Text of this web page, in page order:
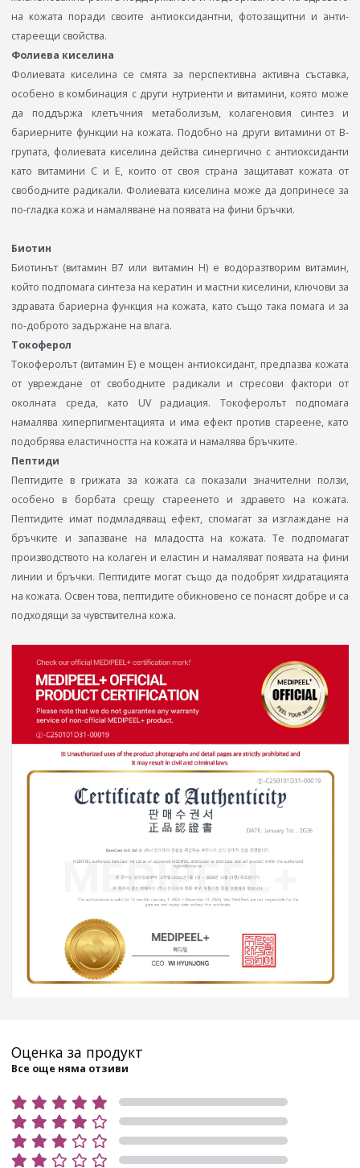
на кожата поради своите антиоксидантни, фотозащитни и анти-
стареещи свойства.
Фолиева киселина
Фолиевата киселина се смята за перспективна активна съставка,
особено в комбинация с други нутриенти и витамини, която може
да поддържа клетъчния метаболизъм, колагеновия синтез и
бариерните функции на кожата. Подобно на други витамини от B-
групата, фолиевата киселина действа синергично с антиоксиданти
като витамини C и E, които от своя страна защитават кожата от
свободните радикали. Фолиевата киселина може да допринесе за
по-гладка кожа и намаляване на появата на фини бръчки.
Биотин
Биотинът (витамин B7 или витамин H) е водоразтворим витамин,
който подпомага синтеза на кератин и мастни киселини, ключови за
здравата бариерна функция на кожата, като също така помага и за
по-доброто задържане на влага.
Токоферол
Токоферолът (витамин Е) e мощен антиоксидант, предпазва кожата
от увреждане от свободните радикали и стресови фактори от
околната среда, като UV радиация. Токоферолът подпомага
намалява хиперпигментацията и има ефект против стареене, като
подобрява еластичността на кожата и намалява бръчките.
Пептиди
Пептидите в грижата за кожата са показали значителни ползи,
особено в борбата срещу стареенето и здравето на кожата.
Пептидите имат подмладяващ ефект, спомагат за изглаждане на
бръчките и запазване на младостта на кожата. Те подпомагат
производството на колаген и еластин и намаляват появата на фини
линии и бръчки. Пептидите могат също да подобрят хидратацията
на кожата. Освен това, пептидите обикновено се понасят добре и са
подходящи за чувствителна кожа.
Оценка за продукт
Все още няма отзиви